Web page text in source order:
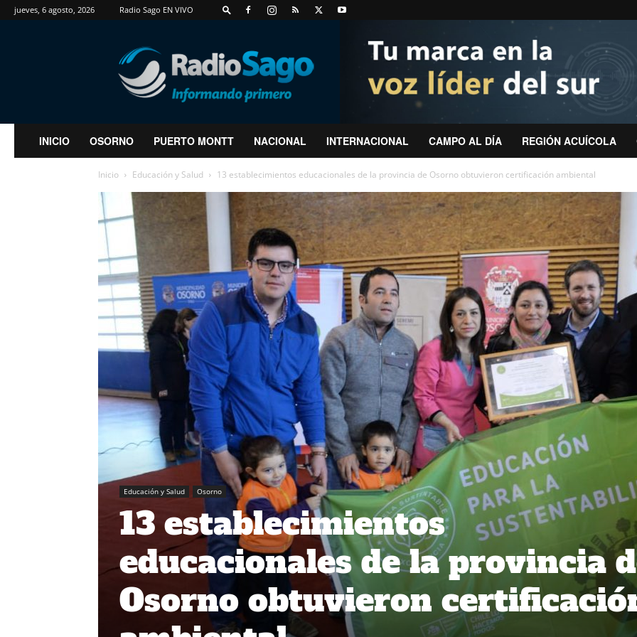
jueves, 6 agosto, 2026 Radio Sago EN VIVO
RadioSago
INICIO OSORNO PUERTO MONTT NACIONAL INTERNACIONAL CAMPO AL DÍA REGIÓN ACUÍCOLA
Inicio Educación y Salud 13 establecimientos educacionales de la provincia de Osorno obtuvieron certificación ambiental
Educación y Salud Osorno
13 establecimientos
educacionales de la provincia
Osorno obtuvieron